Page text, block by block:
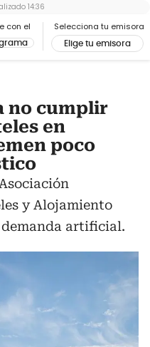
con el Selecciona tu emisora
Elige tu emisora
14:36
no cumplir
en
poco
y Alojamiento
demanda artificial.